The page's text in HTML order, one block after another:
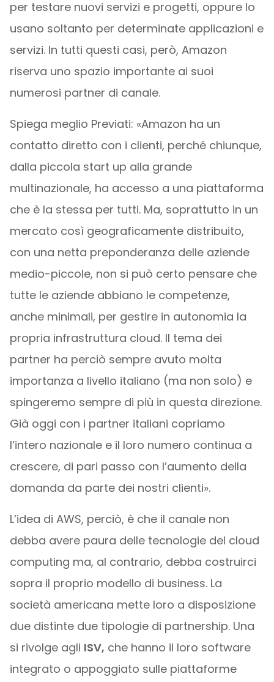
per testare nuovi servizi e progetti, oppure lo
usano soltanto per determinate applicazioni e
servizi. In tutti questi casi, però, Amazon
riserva uno spazio importante ai suoi
numerosi partner di canale.
Spiega meglio Previati: «Amazon ha un
contatto diretto con i clienti, perché chiunque,
dalla piccola start up alla grande
multinazionale, ha accesso a una piattaforma
che è la stessa per tutti. Ma, soprattutto in un
mercato così geograficamente distribuito,
con una netta preponderanza delle aziende
medio-piccole, non si può certo pensare che
tutte le aziende abbiano le competenze,
anche minimali, per gestire in autonomia la
propria infrastruttura cloud. Il tema dei
partner ha perciò sempre avuto molta
importanza a livello italiano (ma non solo) e
spingeremo sempre di più in questa direzione.
Già oggi con i partner italiani copriamo
l’intero nazionale e il loro numero continua a
crescere, di pari passo con l’aumento della
domanda da parte dei nostri clienti».
L’idea di AWS, perciò, è che il canale non
debba avere paura delle tecnologie del cloud
computing ma, al contrario, debba costruirci
sopra il proprio modello di business. La
società americana mette loro a disposizione
due distinte due tipologie di partnership. Una
si rivolge agli ISV, che hanno il loro software
integrato o appoggiato sulle piattaforme